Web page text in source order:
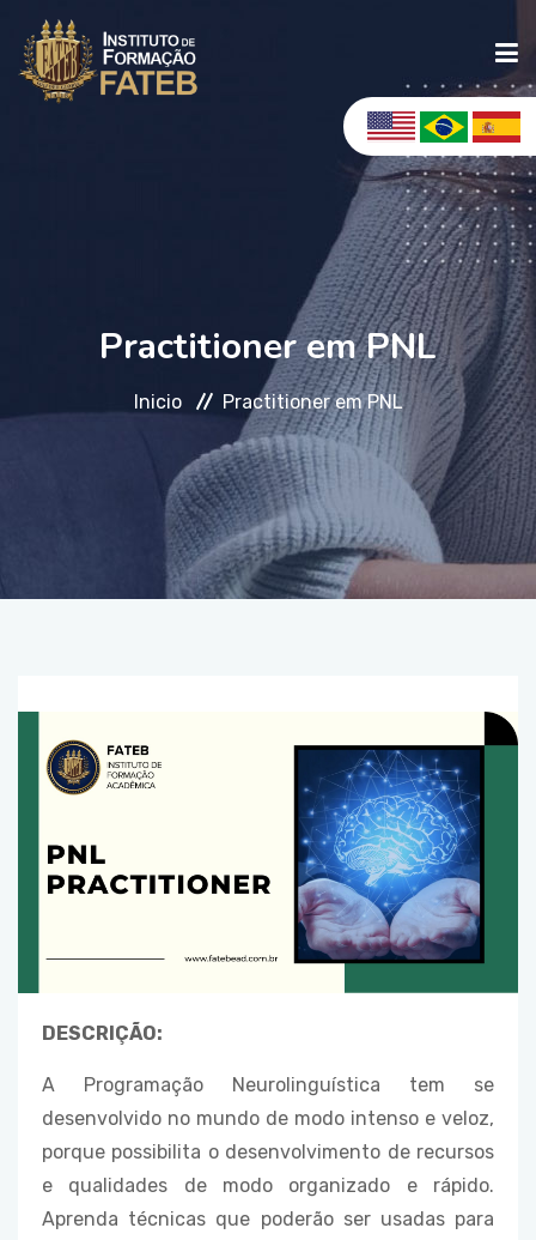
PORTAL DO ALUNO
Practitioner em PNL
Inicio Practitioner em PNL
DESCRIÇÃO:
A Programação Neurolinguística tem se
desenvolvido no mundo de modo intenso e veloz,
porque possibilita o desenvolvimento de recursos
e qualidades de modo organizado e rápido.
Aprenda técnicas que poderão ser usadas para